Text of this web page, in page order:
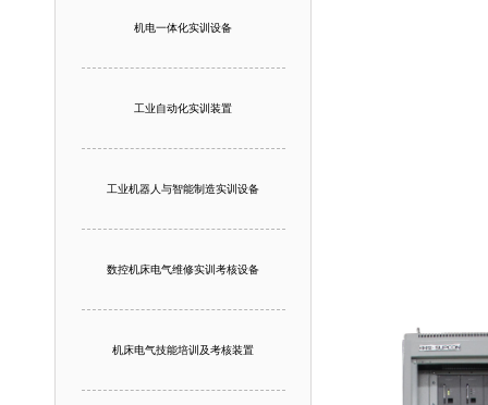
机电一体化实训设备
工业自动化实训装置
工业机器人与智能制造实训设备
数控机床电气维修实训考核设备
机床电气技能培训及考核装置